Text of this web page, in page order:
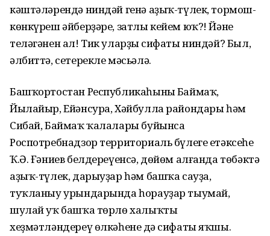
кәштәләрендә ниндәй генә аҙыҡ-түлек, тормош-
көнкүреш әйберҙәре, затлы кейем юҡ?! Йәнең
теләгәнен ал! Тик уларҙың сифаты ниндәй? Был,
әлбиттә, сетерекле мәсьәлә.
Башҡортостан Республикаһының Баймаҡ,
Йылайыр, Ейәнсура, Хәйбулла райондары һәм
Сибай, Баймаҡ ҡалалары буйынса
Роспотребнадзор территориаль бүлеге етәксеһе
Ҡ.Ә. Ғәниев белдереүенсә, дөйөм алғанда төбәктә
аҙыҡ-түлек, дарыуҙар һәм башҡа сауҙа,
туҡланыу урындарында һорауҙар тыумай,
шулай уҡ башҡа төрлө халыҡты
хеҙмәтләндереү өлкәһенең дә сифаты яҡшы.